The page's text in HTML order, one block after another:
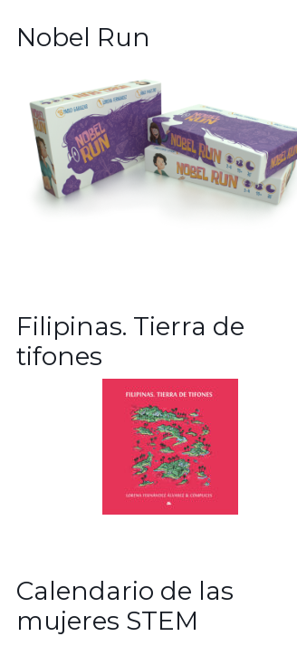
Nobel Run
Filipinas. Tierra de
tifones
Calendario de las
mujeres STEM